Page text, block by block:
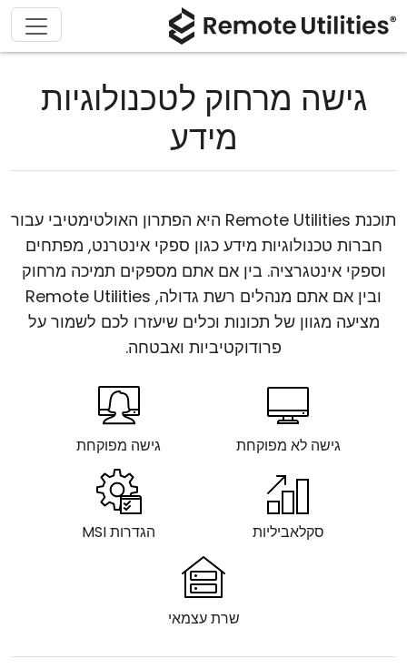
גישה מרחוק לטכנולוגיות
מידע
תוכנת Remote Utilities היא הפתרון האולטימטיבי עבור
חברות טכנולוגיות מידע כגון ספקי אינטרנט, מפתחים
וספקי אינטגרציה. בין אם אתם מספקים תמיכה מרחוק
ובין אם אתם מנהלים רשת גדולה, Remote Utilities
מציעה מגוון של תכונות וכלים שיעזרו לכם לשמור על
פרודוקטיביות ואבטחה.
גישה לא מפוקחת גישה מפוקחת
סקלאביליות הגדרות MSI
שרת עצמאי